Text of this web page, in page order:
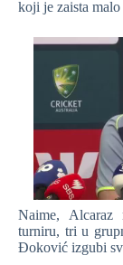
koji je zaista malo
Naime,
turniru, tri u
Đoković izgubi